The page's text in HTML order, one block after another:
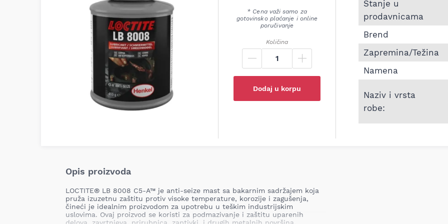
* Cena važi samo za
gotovinsko plaćanje i online
poručivanje
Količina
Dodaj u korpu
Stanje u
prodavnicama
Brend
Zapremina/Težina
Namena
Naziv i vrsta
robe:
Opis proizvoda
LOCTITE® LB 8008 C5-A™ je anti-seize mast sa bakarnim sadržajem koja
pruža izuzetnu zaštitu protiv visoke temperature, korozije i zagušenja,
čineći je idealnim proizvodom za upotrebu u teškim industrijskim
uslovima. Ovaj proizvod se koristi za podmazivanje i zaštitu uparenih